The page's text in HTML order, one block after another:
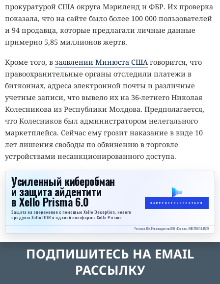
прокуратурой США округа Мэриленд и ФБР. Их проверка
показала, что на сайте было более 100 000 пользователей
и 94 продавца, которые предлагали личные данные
примерно 5,85 миллионов жертв.
Кроме того, в заявлении Минюста США говорится, что
правоохранительные органы отследили платежи в
биткоинах, адреса электронной почты и различные
учетные записи, что вывело их на 36-летнего Николая
Колесникова из Республики Молдова. Предполагается,
что Колесников был администратором нелегального
маркетплейса. Сейчас ему грозит наказание в виде 10
лет лишения свободы по обвинению в торговле
устройствами несанкционированного доступа.
Усиленный киберобман
и защита айдентити
в Xello Prisma 6.0
Защита на опережение с помощью Xello Deception, нового
продукта Xello ITDR и единой платформы Xello Prisma.
ЗАРЕГИСТРИРОВАТЬСЯ
Реклама, 18+. Рекламодатель ООО «Кселло», ИНН 7708344509
ПОДПИШИТЕСЬ НА EMAIL
РАССЫЛКУ